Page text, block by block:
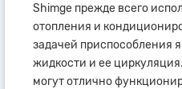
Shimge прежде всего
отопления и
задачей приспособления
жидкости и ее
могут отлично